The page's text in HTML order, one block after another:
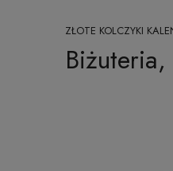
ZŁOTE KOLCZYKI